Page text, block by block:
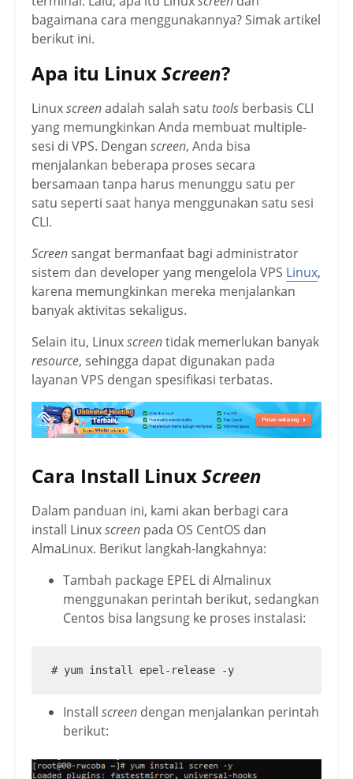
bagaimana cara menggunakannya? Simak artikel
berikut ini.
Apa itu LinuxScreen?
Linuxscreenadalah salah satu tools berbasis CLI
yang memungkinkan Anda membuat multiple-
sesi di VPS. Dengan screen, Anda bisa
menjalankan beberapa proses secara
bersamaan tanpa harus menunggu satu per
satu seperti saat hanya menggunakan satu sesi
CLI.
Screen sangat bermanfaat bagi administrator
sistem dan developer yang mengelola VPS Linux,
karena memungkinkan mereka menjalankan
banyak aktivitas sekaligus.
Selain itu, Linuxscreentidak memerlukan banyak
resource, sehingga dapat digunakan pada
layanan VPS dengan spesifikasi terbatas.
Cara Install LinuxScreen
Dalam panduan ini, kami akan berbagi cara
install Linuxscreen pada OS CentOS dan
AlmaLinux. Berikut langkah-langkahnya:
Tambah package EPEL di Almalinux
menggunakan perintah berikut, sedangkan
Centos bisa langsung ke proses instalasi:
# yum install epel-release -y
Install screen dengan menjalankan perintah
berikut: